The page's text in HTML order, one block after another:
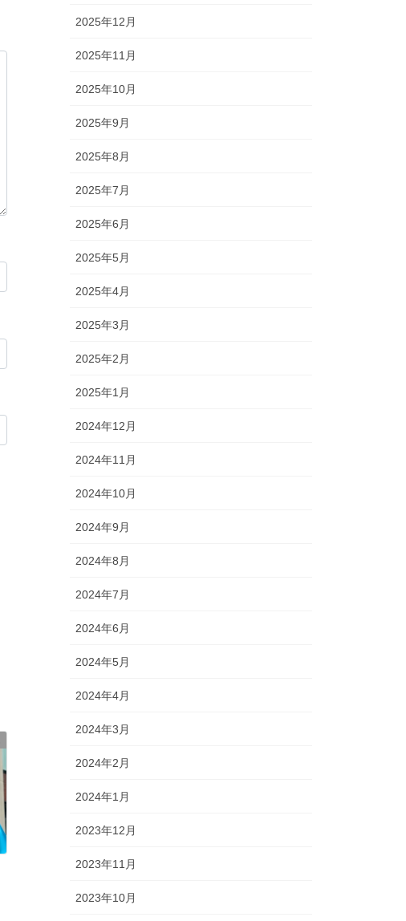
2025年12月
2025年11月
2025年10月
2025年9月
2025年8月
2025年7月
2025年6月
2025年5月
2025年4月
2025年3月
2025年2月
2025年1月
2024年12月
2024年11月
2024年10月
2024年9月
2024年8月
2024年7月
2024年6月
2024年5月
2024年4月
2024年3月
2024年2月
2024年1月
2023年12月
2023年11月
2023年10月